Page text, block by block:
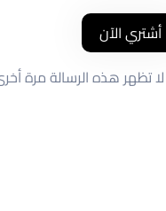
أشتري الآن
لا تظهر هذه الرسالة مرة